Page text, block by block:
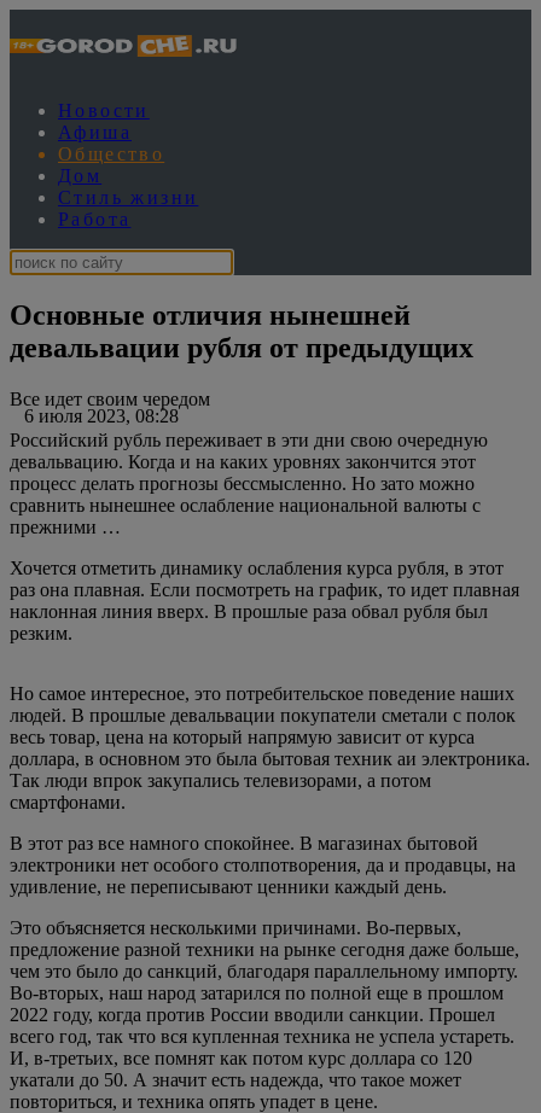
Новости
Афиша
Общество
Дом
Стиль жизни
Работа
Основные отличия нынешней
девальвации рубля от предыдущих
6 июля 2023, 08:28
Все идет своим чередом
Российский рубль переживает в эти дни свою очередную
девальвацию. Когда и на каких уровнях закончится этот
процесс делать прогнозы бессмысленно. Но зато можно
сравнить нынешнее ослабление национальной валюты с
прежними …
Хочется отметить динамику ослабления курса рубля, в этот
раз она плавная. Если посмотреть на график, то идет плавная
наклонная линия вверх. В прошлые раза обвал рубля был
резким.
Но самое интересное, это потребительское поведение наших
людей. В прошлые девальвации покупатели сметали с полок
весь товар, цена на который напрямую зависит от курса
доллара, в основном это была бытовая техник аи электроника.
Так люди впрок закупались телевизорами, а потом
смартфонами.
В этот раз все намного спокойнее. В магазинах бытовой
электроники нет особого столпотворения, да и продавцы, на
удивление, не переписывают ценники каждый день.
Это объясняется несколькими причинами. Во-первых,
предложение разной техники на рынке сегодня даже больше,
чем это было до санкций, благодаря параллельному импорту.
Во-вторых, наш народ затарился по полной еще в прошлом
2022 году, когда против России вводили санкции. Прошел
всего год, так что вся купленная техника не успела устареть.
И, в-третьих, все помнят как потом курс доллара со 120
укатали до 50. А значит есть надежда, что такое может
повториться, и техника опять упадет в цене.